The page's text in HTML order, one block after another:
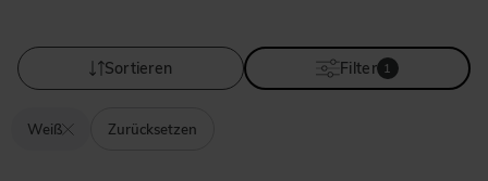
Sortieren Filter 1
Weiß Zurücksetzen